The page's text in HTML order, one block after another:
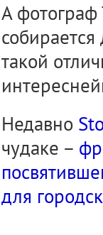
А
собирается
такой
Недавно
чудаке –
для